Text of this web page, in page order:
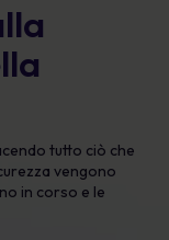
tutto ciò che
vengono
in corso e le